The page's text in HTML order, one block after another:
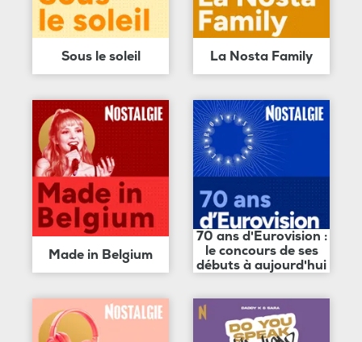
Sous le soleil La Nosta Family
Made in Belgium
70 ans d'Eurovision :
le concours de ses
débuts à aujourd'hui